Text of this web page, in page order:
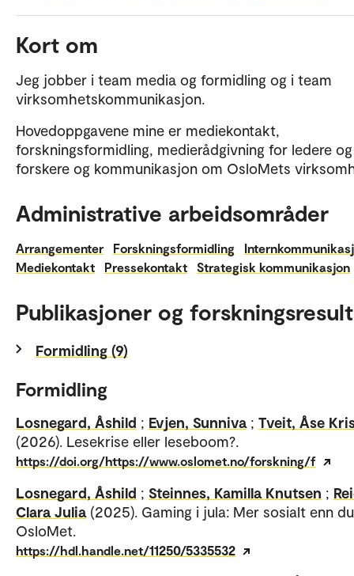
Kort om
Jeg jobber i team media og formidling og i team
virksomhetskommunikasjon.
Hovedoppgavene mine er mediekontakt,
forskningsformidling, medierådgivning for ledere og
forskere og kommunikasjon om OsloMets
Administrative arbeidsområder
Arrangementer Forskningsformidling
Mediekontakt
Pressekontakt Strategisk kommunikasjon
Publikasjoner og
Formidling (9)
Formidling
Losnegard, Åshild ; Evjen, Sunniva ; Tveit, Åse
(2026). Lesekrise eller leseboom?.
https://doi.org/https://www.oslomet.no/forskning/f
Losnegard, Åshild ; Steinnes, Kamilla Knutsen ;
Clara Julia (2025). Gaming i jula: Mer sosialt enn
OsloMet.
https://hdl.handle.net/11250/5335532